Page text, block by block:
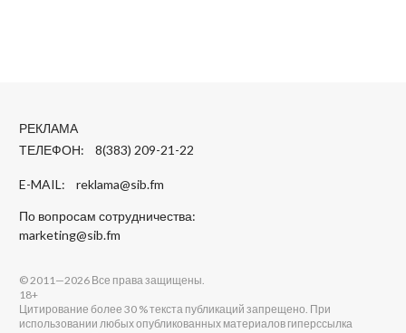
РЕКЛАМА
ТЕЛЕФОН: 8(383) 209-21-22
E-MAIL: reklama@sib.fm
По вопросам сотрудничества:
marketing@sib.fm
© 2011—2026 Все права защищены.
18+
Цитирование более 30 % текста публикаций запрещено. При
использовании любых опубликованных материалов гиперссылка